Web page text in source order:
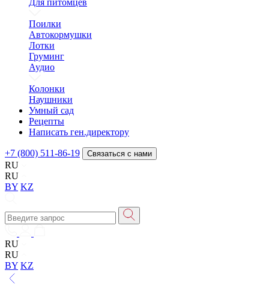
Поилки
Автокормушки
Лотки
Груминг
Аудио
Колонки
Наушники
Умный сад
Рецепты
Написать ген.директору
+7 (800) 511-86-19 Связаться с нами
RU
RU
BY KZ
RU
RU
BY KZ